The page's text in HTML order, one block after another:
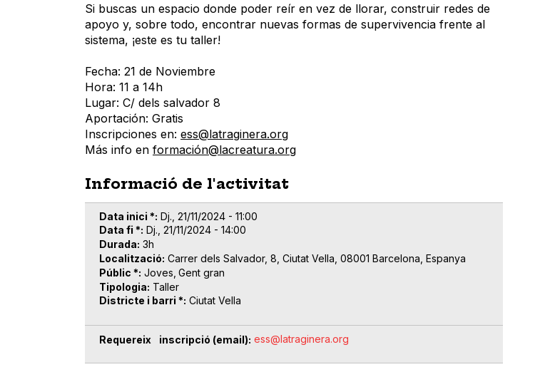
Si buscas un espacio donde poder reír en vez de llorar, construir redes de
apoyo y, sobre todo, encontrar nuevas formas de supervivencia frente al
sistema, ¡este es tu taller!
Fecha: 21 de Noviembre
Hora: 11 a 14h
Lugar: C/ dels salvador 8
Aportación: Gratis
Inscripciones en: ess@latraginera.org
Más info en formación@lacreatura.org
Informació de l'activitat
Data inici * Dj., 21/11/2024 - 11:00
Data fi * Dj., 21/11/2024 - 14:00
Durada 3h
Localització Carrer dels Salvador, 8, Ciutat Vella, 08001 Barcelona, Espanya
Públic * Joves Gent gran
Tipologia Taller
Districte i barri * Ciutat Vella
Requereix inscripció (email) ess@latraginera.org